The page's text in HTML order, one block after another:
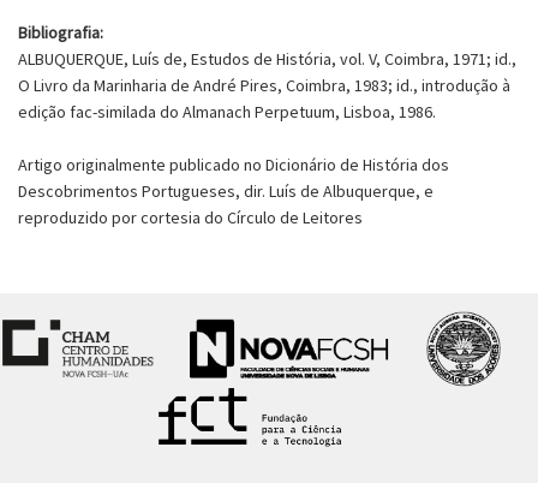
Bibliografia:
ALBUQUERQUE, Luís de, Estudos de História, vol. V, Coimbra, 1971; id.,
O Livro da Marinharia de André Pires, Coimbra, 1983; id., introdução à
edição fac-similada do Almanach Perpetuum, Lisboa, 1986.
Artigo originalmente publicado no Dicionário de História dos
Descobrimentos Portugueses, dir. Luís de Albuquerque, e
reproduzido por cortesia do Círculo de Leitores